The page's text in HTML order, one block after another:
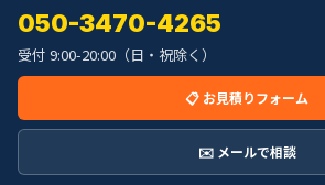
050-3470-4265
受付 9:00-20:00（日・祝除く）
📋 お見積りフォーム
✉️ メールで相談